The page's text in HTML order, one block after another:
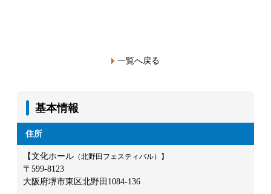
一覧へ戻る
基本情報
住所
【文化ホール （北野田フェスティバル）】
〒599-8123
大阪府堺市東区北野田1084-136